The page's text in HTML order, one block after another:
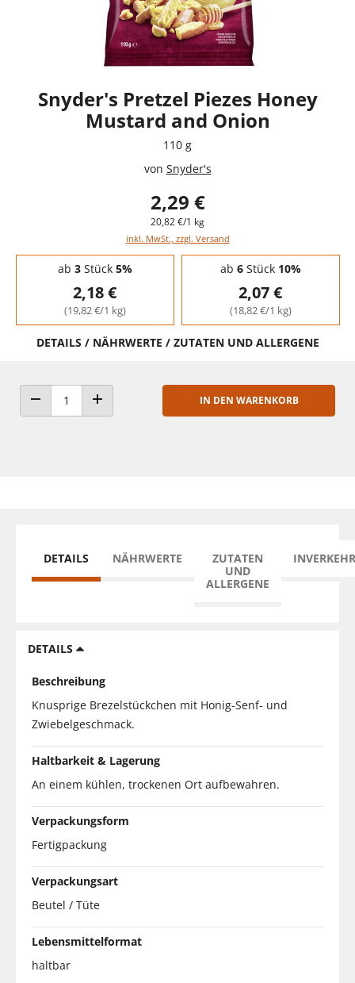
Snyder's Pretzel Piezes Honey
Mustard and Onion
110 g
von Snyder's
2,29 €
20,82 €/1 kg
inkl. MwSt., zzgl. Versand
Staffelpreise - Mengenrabatt
ab 3Stück 5%
2,18 €
(19,82 €/1 kg)
ab 6Stück 10%
2,07 €
(18,82 €/1 kg)
DETAILS / NÄHRWERTE / ZUTATEN UND ALLERGENE
ANZAHL VERRINGERNANZAHL ERHÖHEN
IN DEN WARENKORB
DETAILS NÄHRWERTE
ZUTATEN
UND
ALLERGENE
DETAILS
Beschreibung
Knusprige Brezelstückchen mit Honig-Senf- und
Zwiebelgeschmack.
Haltbarkeit & Lagerung
An einem kühlen, trockenen Ort aufbewahren.
Verpackungsform
Fertigpackung
Verpackungsart
Beutel / Tüte
Lebensmittelformat
haltbar